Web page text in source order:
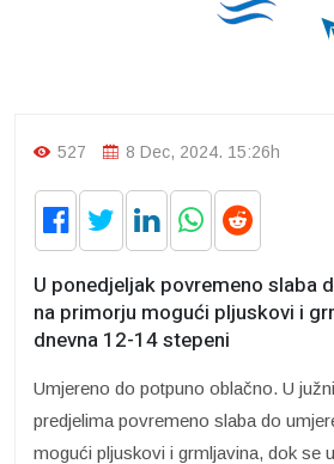
527 8 Dec, 2024. 15:26h
U ponedjeljak povremeno slaba
na primorju mogući pljuskovi i
dnevna 12-14 stepeni
Umjereno do potpuno oblačno. U
predjelima povremeno slaba do
mogući pljuskovi i grmljavina, dok se